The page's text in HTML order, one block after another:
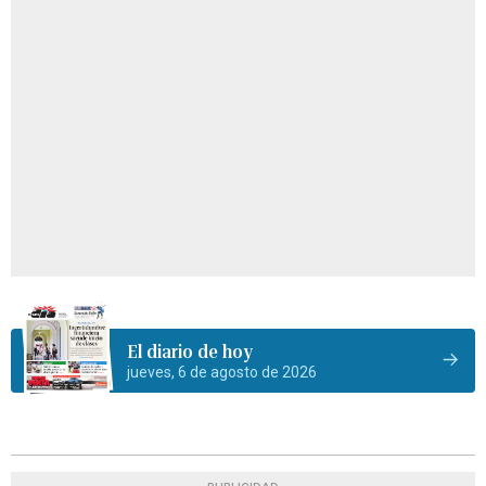
El diario de hoy
jueves, 6 de agosto de 2026